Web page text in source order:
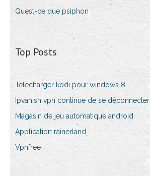
Quest-ce que psiphon
Top Posts
Télécharger kodi pour windows 8
Ipvanish vpn continue de se déconnecter
Magasin de jeu automatique android
Application rainerland
Vpnfree